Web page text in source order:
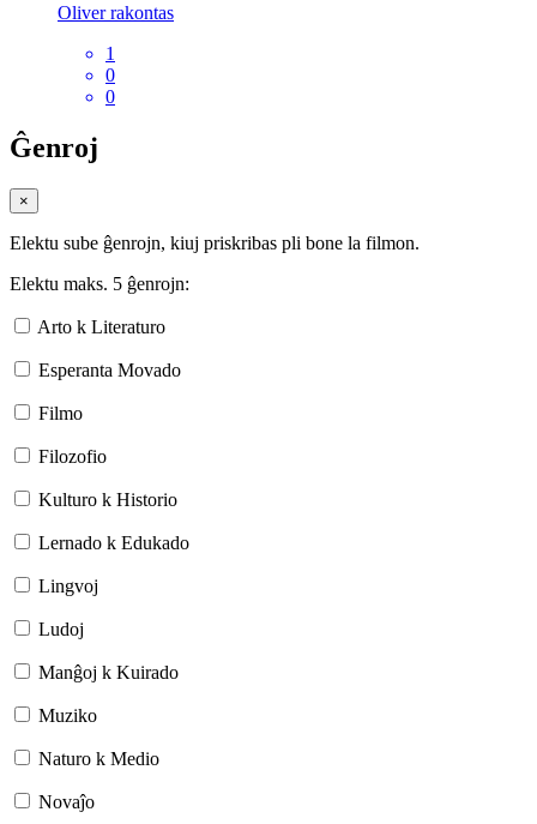
Oliver rakontas
1
0
0
Ĝenroj
×
Elektu sube ĝenrojn, kiuj priskribas pli bone la filmon.
Elektu maks. 5 ĝenrojn:
Arto k Literaturo
Esperanta Movado
Filmo
Filozofio
Kulturo k Historio
Lernado k Edukado
Lingvoj
Ludoj
Manĝoj k Kuirado
Muziko
Naturo k Medio
Novaĵo